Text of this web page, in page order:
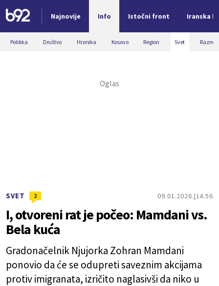
Najnovije Info Istočni front Iranska
Nova vest
Politika Društvo Hronika Kosovo Region Svet Razno
SVET 2 09.01.2026. 14:56
I, otvoreni rat je počeo: Mamdani vs.
Bela kuća
Gradonačelnik Njujorka Zohran Mamdani
ponovio da će se odupreti saveznim akcijama
protiv imigranata, izričito naglasivši da niko u